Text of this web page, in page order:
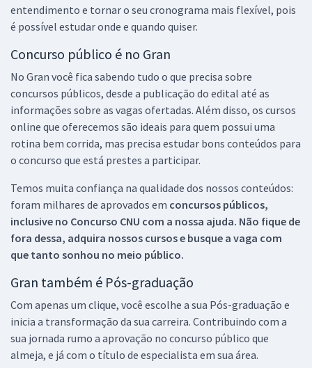
entendimento e tornar o seu cronograma mais flexível, pois
é possível estudar onde e quando quiser.
Concurso público é no Gran
No Gran você fica sabendo tudo o que precisa sobre
concursos públicos, desde a publicação do edital até as
informações sobre as vagas ofertadas. Além disso, os cursos
online que oferecemos são ideais para quem possui uma
rotina bem corrida, mas precisa estudar bons conteúdos para
o concurso que está prestes a participar.
Temos muita confiança na qualidade dos nossos conteúdos:
foram milhares de aprovados em concursos públicos,
inclusive no Concurso CNU com a nossa ajuda. Não fique de
fora dessa, adquira nossos cursos e busque a vaga com
que tanto sonhou no meio público.
Gran também é Pós-graduação
Com apenas um clique, você escolhe a sua Pós-graduação e
inicia a transformação da sua carreira. Contribuindo com a
sua jornada rumo a aprovação no concurso público que
almeja, e já com o título de especialista em sua área.